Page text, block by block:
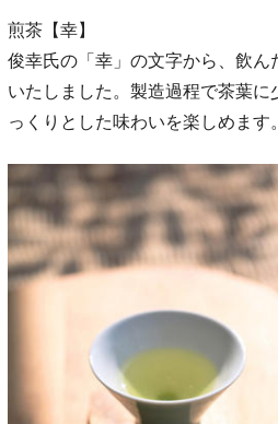
煎茶【幸】
俊幸氏の「幸」の文字から、飲
いたしました。製造過程で茶葉
っくりとした味わいを楽しめます。